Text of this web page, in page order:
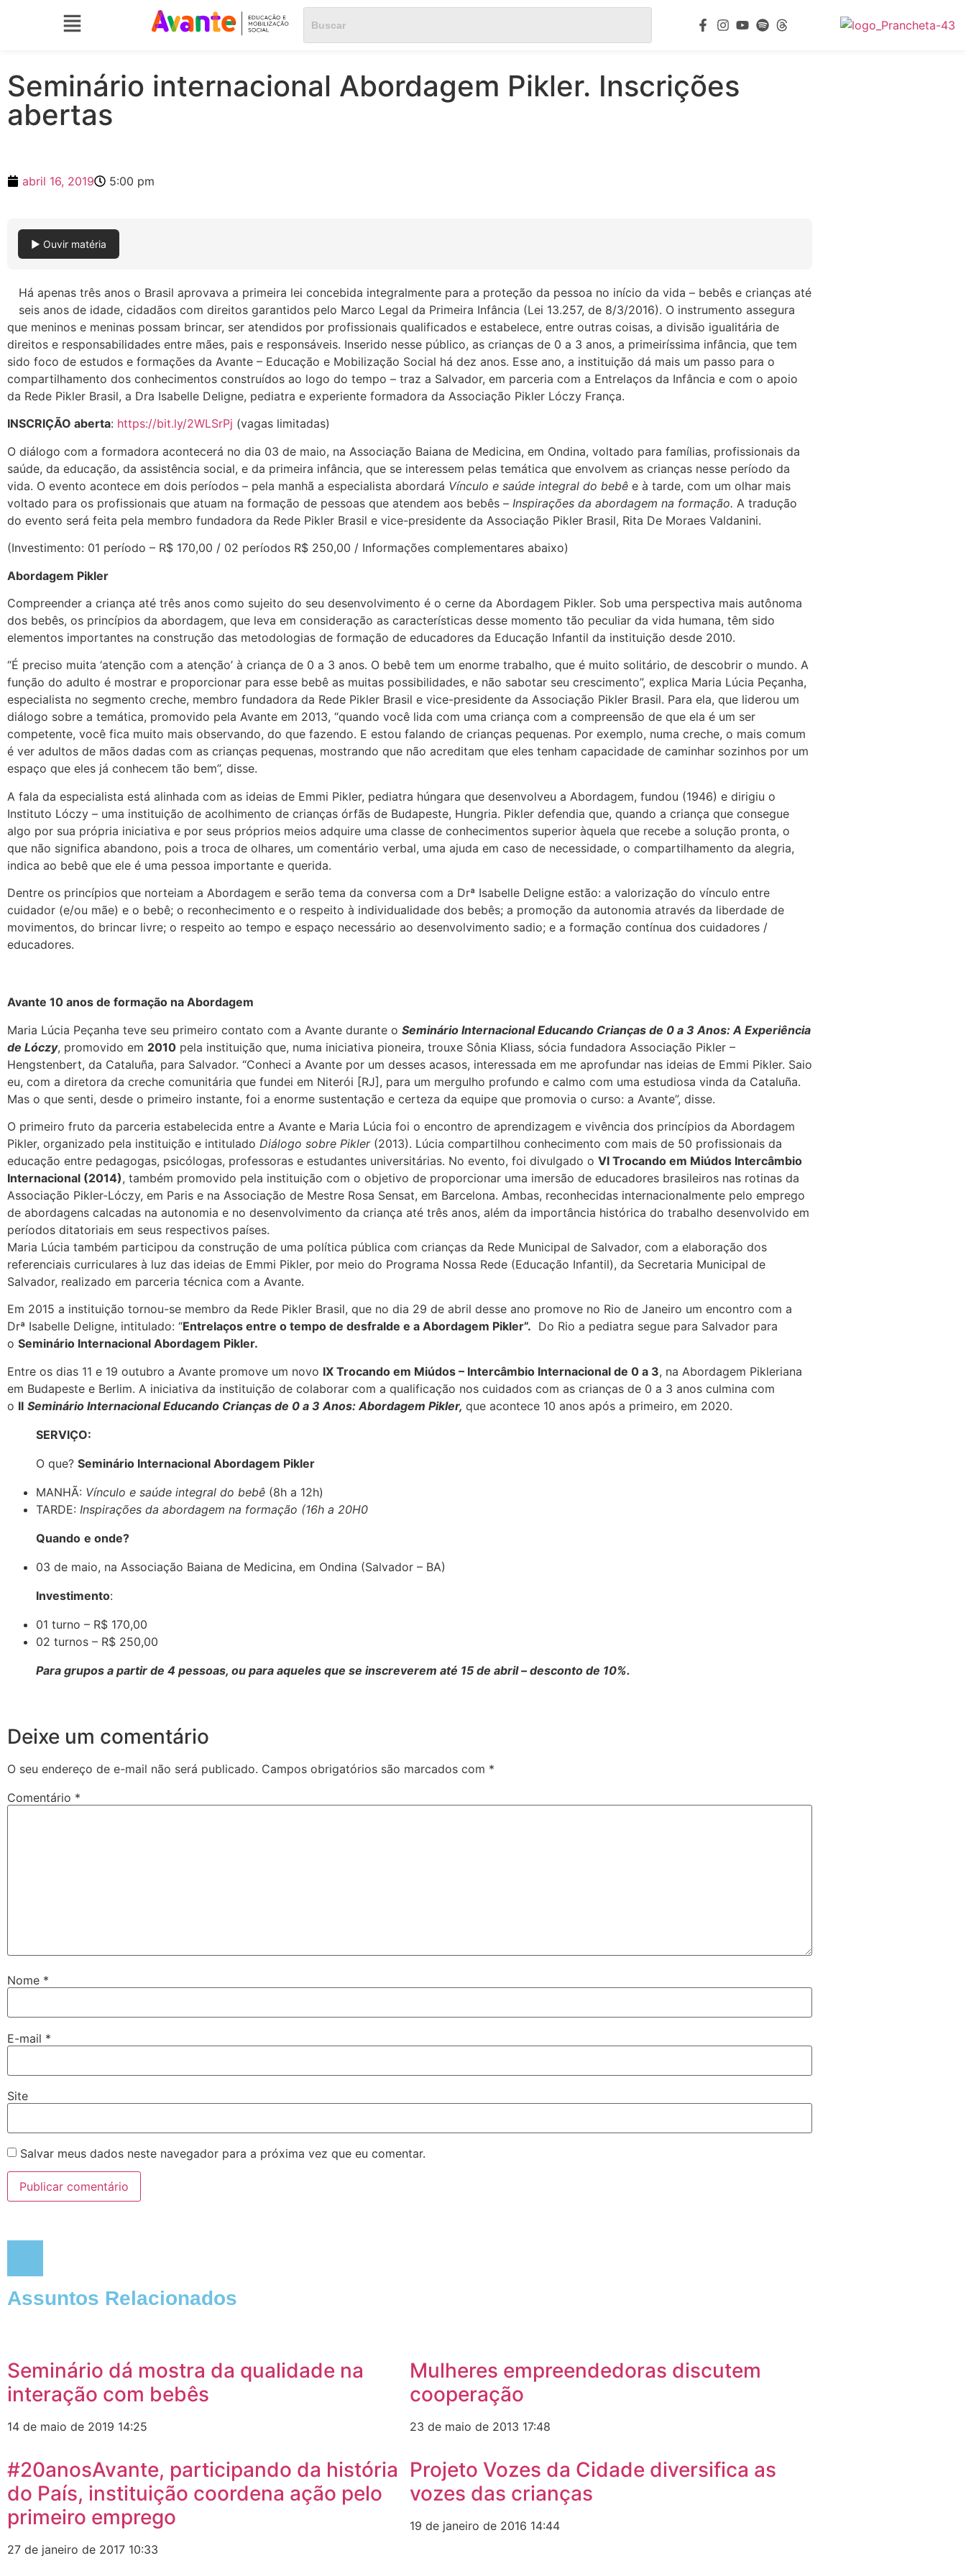
Seminário internacional Abordagem Pikler. Inscrições
abertas
abril 16, 2019 5:00 pm
▶ Ouvir matéria
Há apenas três anos o Brasil aprovava a primeira lei concebida integralmente para a proteção da pessoa no início da vida – bebês e crianças até
seis anos de idade, cidadãos com direitos garantidos pelo Marco Legal da Primeira Infância (Lei 13.257, de 8/3/2016). O instrumento assegura
que meninos e meninas possam brincar, ser atendidos por profissionais qualificados e estabelece, entre outras coisas, a divisão igualitária de
direitos e responsabilidades entre mães, pais e responsáveis. Inserido nesse público, as crianças de 0 a 3 anos, a primeiríssima infância, que tem
sido foco de estudos e formações da Avante – Educação e Mobilização Social há dez anos. Esse ano, a instituição dá mais um passo para o
compartilhamento dos conhecimentos construídos ao logo do tempo – traz a Salvador, em parceria com a Entrelaços da Infância e com o apoio
da Rede Pikler Brasil, a Dra Isabelle Deligne, pediatra e experiente formadora da Associação Pikler Lóczy França.
INSCRIÇÃO aberta: https://bit.ly/2WLSrPj (vagas limitadas)
O diálogo com a formadora acontecerá no dia 03 de maio, na Associação Baiana de Medicina, em Ondina, voltado para famílias, profissionais da
saúde, da educação, da assistência social, e da primeira infância, que se interessem pelas temática que envolvem as crianças nesse período da
vida. O evento acontece em dois períodos – pela manhã a especialista abordará Vínculo e saúde integral do bebê e à tarde, com um olhar mais
voltado para os profissionais que atuam na formação de pessoas que atendem aos bebês – Inspirações da abordagem na formação. A tradução
do evento será feita pela membro fundadora da Rede Pikler Brasil e vice-presidente da Associação Pikler Brasil, Rita De Moraes Valdanini.
(Investimento: 01 período – R$ 170,00 / 02 períodos R$ 250,00 / Informações complementares abaixo)
Abordagem Pikler
Compreender a criança até três anos como sujeito do seu desenvolvimento é o cerne da Abordagem Pikler. Sob uma perspectiva mais autônoma
dos bebês, os princípios da abordagem, que leva em consideração as características desse momento tão peculiar da vida humana, têm sido
elementos importantes na construção das metodologias de formação de educadores da Educação Infantil da instituição desde 2010.
“É preciso muita ‘atenção com a atenção’ à criança de 0 a 3 anos. O bebê tem um enorme trabalho, que é muito solitário, de descobrir o mundo. A
função do adulto é mostrar e proporcionar para esse bebê as muitas possibilidades, e não sabotar seu crescimento”, explica Maria Lúcia Peçanha,
especialista no segmento creche, membro fundadora da Rede Pikler Brasil e vice-presidente da Associação Pikler Brasil. Para ela, que liderou um
diálogo sobre a temática, promovido pela Avante em 2013, “quando você lida com uma criança com a compreensão de que ela é um ser
competente, você fica muito mais observando, do que fazendo. E estou falando de crianças pequenas. Por exemplo, numa creche, o mais comum
é ver adultos de mãos dadas com as crianças pequenas, mostrando que não acreditam que eles tenham capacidade de caminhar sozinhos por um
espaço que eles já conhecem tão bem”, disse.
A fala da especialista está alinhada com as ideias de Emmi Pikler, pediatra húngara que desenvolveu a Abordagem, fundou (1946) e dirigiu o
Instituto Lóczy – uma instituição de acolhimento de crianças órfãs de Budapeste, Hungria. Pikler defendia que, quando a criança que consegue
algo por sua própria iniciativa e por seus próprios meios adquire uma classe de conhecimentos superior àquela que recebe a solução pronta, o
que não significa abandono, pois a troca de olhares, um comentário verbal, uma ajuda em caso de necessidade, o compartilhamento da alegria,
indica ao bebê que ele é uma pessoa importante e querida.
Dentre os princípios que norteiam a Abordagem e serão tema da conversa com a Drª Isabelle Deligne estão: a valorização do vínculo entre
cuidador (e/ou mãe) e o bebê; o reconhecimento e o respeito à individualidade dos bebês; a promoção da autonomia através da liberdade de
movimentos, do brincar livre; o respeito ao tempo e espaço necessário ao desenvolvimento sadio; e a formação contínua dos cuidadores /
educadores.
Avante 10 anos de formação na Abordagem
Maria Lúcia Peçanha teve seu primeiro contato com a Avante durante o Seminário InternacionalEducando Crianças de 0 a 3 Anos: A Experiência
de Lóczy, promovido em 2010 pela instituição que, numa iniciativa pioneira, trouxe Sônia Kliass, sócia fundadora Associação Pikler –
Hengstenbert, da Cataluña, para Salvador. “Conheci a Avante por um desses acasos, interessada em me aprofundar nas ideias de Emmi Pikler. Saio
eu, com a diretora da creche comunitária que fundei em Niterói [RJ], para um mergulho profundo e calmo com uma estudiosa vinda da Cataluña.
Mas o que senti, desde o primeiro instante, foi a enorme sustentação e certeza da equipe que promovia o curso: a Avante”, disse.
O primeiro fruto da parceria estabelecida entre a Avante e Maria Lúcia foi o encontro de aprendizagem e vivência dos princípios da Abordagem
Pikler, organizado pela instituição e intitulado Diálogo sobre Pikler (2013). Lúcia compartilhou conhecimento com mais de 50 profissionais da
educação entre pedagogas, psicólogas, professoras e estudantes universitárias. No evento, foi divulgado o VI Trocando em Miúdos Intercâmbio
Internacional (2014), também promovido pela instituição com o objetivo de proporcionar uma imersão de educadores brasileiros nas rotinas da
Associação Pikler-Lóczy, em Paris e na Associação de Mestre Rosa Sensat, em Barcelona. Ambas, reconhecidas internacionalmente pelo emprego
de abordagens calcadas na autonomia e no desenvolvimento da criança até três anos, além da importância histórica do trabalho desenvolvido em
períodos ditatoriais em seus respectivos países.
Maria Lúcia também participou da construção de uma política pública com crianças da Rede Municipal de Salvador, com a elaboração dos
referenciais curriculares à luz das ideias de Emmi Pikler, por meio do Programa Nossa Rede (Educação Infantil), da Secretaria Municipal de
Salvador, realizado em parceria técnica com a Avante.
Em 2015 a instituição tornou-se membro da Rede Pikler Brasil, que no dia 29 de abril desse ano promove no Rio de Janeiro um encontro com a
Drª Isabelle Deligne, intitulado: “Entrelaços entre o tempo de desfralde e a Abordagem Pikler”. Do Rio a pediatra segue para Salvador para
o Seminário Internacional Abordagem Pikler.
Entre os dias 11 e 19 outubro a Avante promove um novo IX Trocando em Miúdos – Intercâmbio Internacional de 0 a 3, na Abordagem Pikleriana
em Budapeste e Berlim. A iniciativa da instituição de colaborar com a qualificação nos cuidados com as crianças de 0 a 3 anos culmina com
o II Seminário InternacionalEducando Crianças de 0 a 3 Anos: Abordagem Pikler, que acontece 10 anos após a primeiro, em 2020.
SERVIÇO:
O que? Seminário Internacional Abordagem Pikler
MANHÃ: Vínculo e saúde integral do bebê (8h a 12h)
TARDE: Inspirações da abordagem na formação (16h a 20H0
Quando e onde?
03 de maio, na Associação Baiana de Medicina, em Ondina (Salvador – BA)
Investimento:
01 turno – R$ 170,00
02 turnos – R$ 250,00
Para grupos a partir de 4 pessoas, ou para aqueles que se inscreverem até 15 de abril – desconto de 10%.
Deixe um comentário
O seu endereço de e-mail não será publicado. Campos obrigatórios são marcados com *
Comentário *
Nome *
E-mail *
Site
Salvar meus dados neste navegador para a próxima vez que eu comentar.
Assuntos Relacionados
Seminário dá mostra da qualidade na
interação com bebês
14 de maio de 2019 14:25
Mulheres empreendedoras discutem
cooperação
23 de maio de 2013 17:48
#20anosAvante, participando da história
do País, instituição coordena ação pelo
primeiro emprego
27 de janeiro de 2017 10:33
Projeto Vozes da Cidade diversifica as
vozes das crianças
19 de janeiro de 2016 14:44